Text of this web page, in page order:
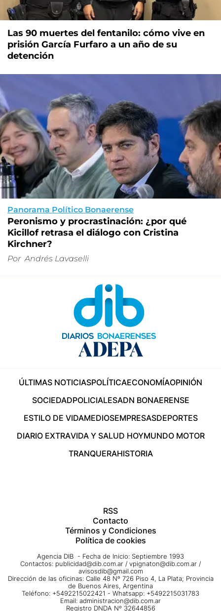
Las 90 muertes del fentanilo: cómo vive en
prisión García Furfaro a un año de su
detención
Panorama Político Bonaerense
Peronismo y procrastinación: ¿por qué
Kicillof retrasa el diálogo con Cristina
Kirchner?
Por Andrés Lavaselli
ÚLTIMAS NOTICIASPOLÍTICAECONOMÍAOPINIÓN
SOCIEDADPOLICIALESADN BONAERENSE
ESTILO DE VIDAMEDIOSEMPRESASDEPORTES
DIARIO EXTRAVIDA Y SALUD HOYMUNDO MOTOR
TRANQUERAHISTORIA
RSS
Contacto
Términos y Condiciones
Política de cookies
Agencia DIB - Fecha de Inicio: Septiembre 1993
Contactos: publicidad@dib.com.ar / vpignaton@dib.com.ar /
avisosdib@gmail.com
Dirección de las oficinas: Calle 48 Nº 726 Piso 4, La Plata; Provincia
de Buenos Aires, Argentina
Teléfono: +5492215022421 - Whatsapp: +5492215031783
Email: administracion@dib.com.ar
Registro DNDA Nº 32644856